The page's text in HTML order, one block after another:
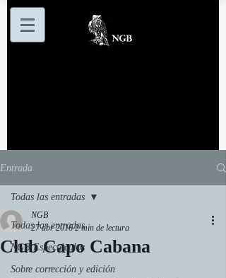
Entrada
Todas las entradas
NGB Espectáculos
Sobre corrección y edición
Todas las entradas
Club Capo Cabana
NGB
27 abr 2016 2 min de lectura